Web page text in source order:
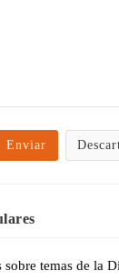
Enviar